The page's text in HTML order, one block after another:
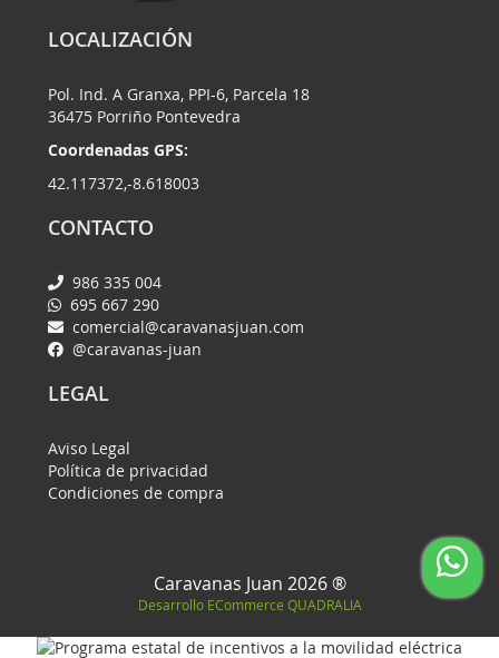
LOCALIZACIÓN
Pol. Ind. A Granxa, PPI-6, Parcela 18
36475 Porriño Pontevedra
Coordenadas GPS:
42.117372,-8.618003
CONTACTO
986 335 004
695 667 290
comercial@caravanasjuan.com
@caravanas-juan
LEGAL
Aviso Legal
Política de privacidad
Condiciones de compra
Caravanas Juan 2026 ®
Desarrollo ECommerce QUADRALIA